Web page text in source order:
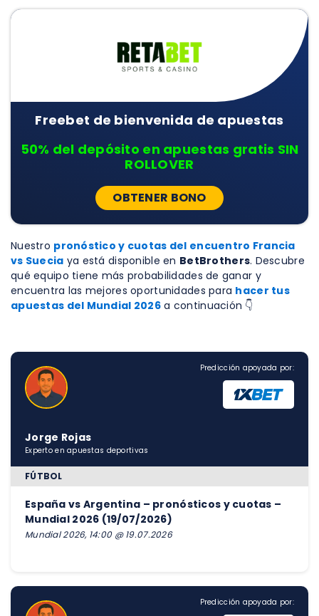
Freebet de bienvenida de apuestas
50% del depósito en apuestas gratis SIN
ROLLOVER
OBTENER BONO
Nuestro pronóstico y cuotas del encuentro Francia
vs Suecia ya está disponible en BetBrothers. Descubre
qué equipo tiene más probabilidades de ganar y
encuentra las mejores oportunidades para hacer tus
apuestas del Mundial 2026 a continuación 👇
Predicción apoyada por:
Jorge Rojas
Experto en apuestas deportivas
FÚTBOL
España vs Argentina – pronósticos y cuotas –
Mundial 2026 (19/07/2026)
Mundial 2026, 14:00 @ 19.07.2026
Predicción apoyada por: